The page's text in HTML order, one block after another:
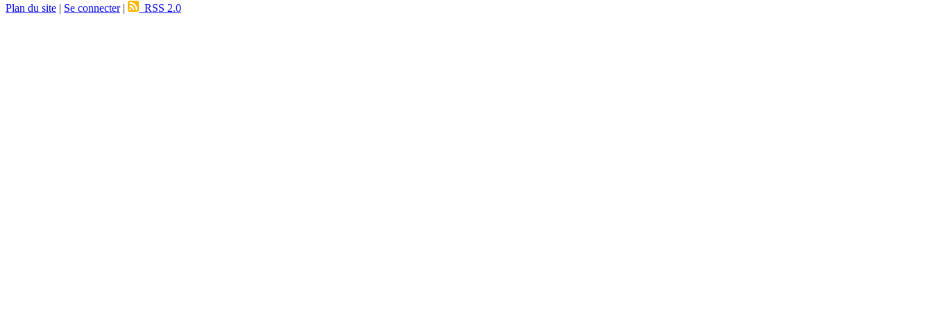
Plan du site | Se connecter| RSS 2.0